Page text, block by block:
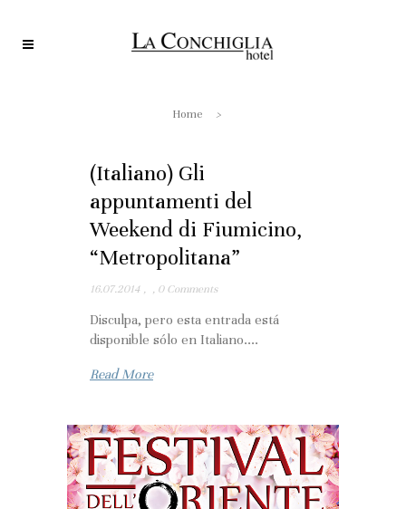
Home >
(Italiano) Gli
appuntamenti del
Weekend di Fiumicino,
“Metropolitana”
16.07.2014 , , 0 Comments
Disculpa, pero esta entrada está
disponible sólo en Italiano....
Read More